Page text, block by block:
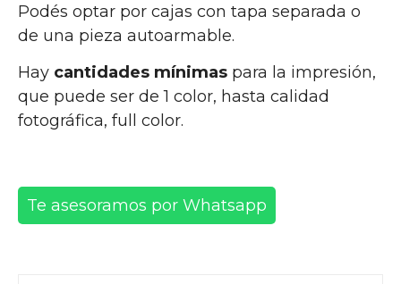
Podés optar por cajas con tapa separada o
de una pieza autoarmable.
Hay cantidades mínimas para la impresión,
que puede ser de 1 color, hasta calidad
fotográfica, full color.
Te asesoramos por Whatsapp